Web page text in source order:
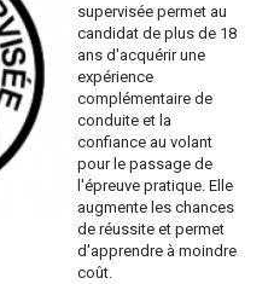
supervisée permet au
candidat de plus de 18
ans d'acquérir une
expérience
complémentaire de
conduite et la
confiance au volant
pour le passage de
l'épreuve pratique. Elle
augmente les chances
de réussite et permet
d'apprendre à moindre
coût.